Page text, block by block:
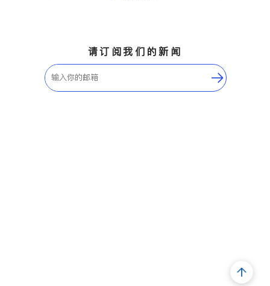
请订阅我们的新闻